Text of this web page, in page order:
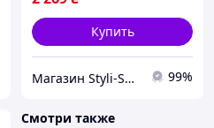
Купить
Магазин Styli-Shop 99%
Смотри также